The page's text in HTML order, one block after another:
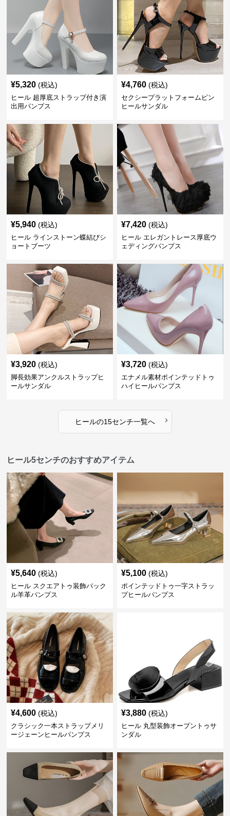
¥5,320 (税込)
ヒール 超厚底ストラップ付き演
出用パンプス
¥4,760 (税込)
セクシープラットフォームピン
ヒールサンダル
¥5,940 (税込)
ヒール ラインストーン蝶結びシ
ョートブーツ
¥7,420 (税込)
ヒール エレガントレース厚底ウ
ェディングパンプス
¥3,920 (税込)
脚長効果アンクルストラップヒ
ールサンダル
¥3,720 (税込)
エナメル素材ポインテッドトゥ
ハイヒールパンプス
ヒールの15センチ一覧へ ›
ヒール5センチのおすすめアイテム
¥5,640 (税込)
ヒール スクエアトゥ装飾バック
ル羊革パンプス
¥5,100 (税込)
ポインテッドトゥ一字ストラッ
プヒールパンプス
¥4,600 (税込)
クラシック一本ストラップメリ
ージェーンヒールパンプス
¥3,880 (税込)
ヒール 丸型装飾オープントゥサ
ンダル